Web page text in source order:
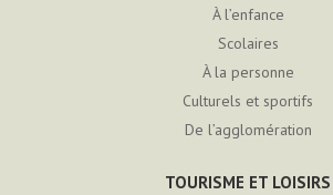
À l’enfance
Scolaires
À la personne
Culturels et sportifs
De l’agglomération
TOURISME ET LOISIRS